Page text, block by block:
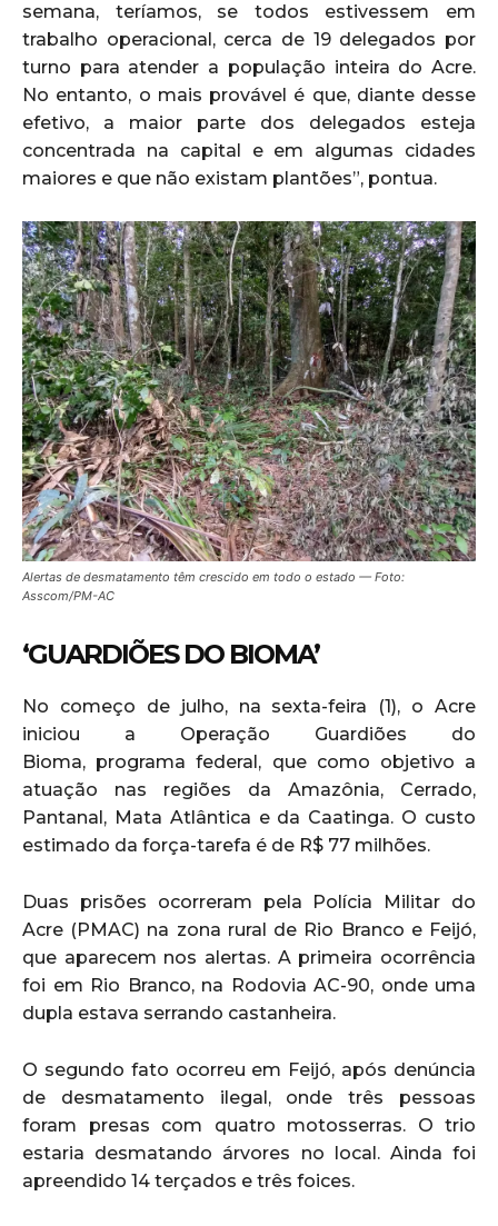
semana, teríamos, se todos estivessem em
trabalho operacional, cerca de 19 delegados por
turno para atender a população inteira do Acre.
No entanto, o mais provável é que, diante desse
efetivo, a maior parte dos delegados esteja
concentrada na capital e em algumas cidades
maiores e que não existam plantões”, pontua.
Alertas de desmatamento têm crescido em todo o estado — Foto:
Asscom/PM-AC
‘GUARDIÕES DO BIOMA’
No começo de julho, na sexta-feira (1), o Acre
iniciou a Operação Guardiões do
Bioma, programa federal, que como objetivo a
atuação nas regiões da Amazônia, Cerrado,
Pantanal, Mata Atlântica e da Caatinga. O custo
estimado da força-tarefa é de R$ 77 milhões.
Duas prisões ocorreram pela Polícia Militar do
Acre (PMAC) na zona rural de Rio Branco e Feijó,
que aparecem nos alertas. A primeira ocorrência
foi em Rio Branco, na Rodovia AC-90, onde uma
dupla estava serrando castanheira.
O segundo fato ocorreu em Feijó, após denúncia
de desmatamento ilegal, onde três pessoas
foram presas com quatro motosserras. O trio
estaria desmatando árvores no local. Ainda foi
apreendido 14 terçados e três foices.